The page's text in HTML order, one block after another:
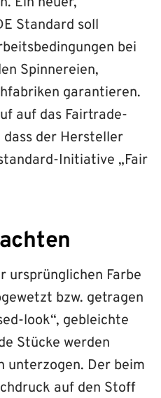
Standard soll
bei
Spinnereien,
garantieren.
auf das Fairtrade-
der Hersteller
Initiative „Fair
ursprünglichen Farbe
bzw. getragen
look“, gebleichte
Stücke werden
unterzogen. Der beim
auf den Stoff